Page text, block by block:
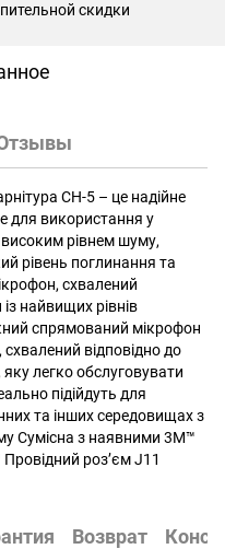
скидки
CH-5 – це надійне
для використання у
рівнем шуму,
рівень поглинання та
схвалений
найвищих рівнів
спрямований мікрофон
відповідно до
легко обслуговувати
підійдуть для
та інших середовищах з
Сумісна з наявними 3M™
роз’єм J11
Возврат